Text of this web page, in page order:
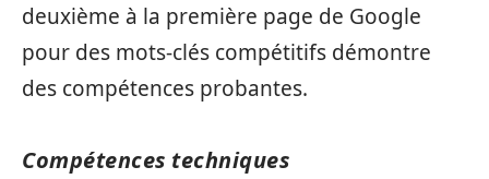
deuxième à la première page de Google
pour des mots-clés compétitifs démontre
des compétences probantes.
Compétences techniques